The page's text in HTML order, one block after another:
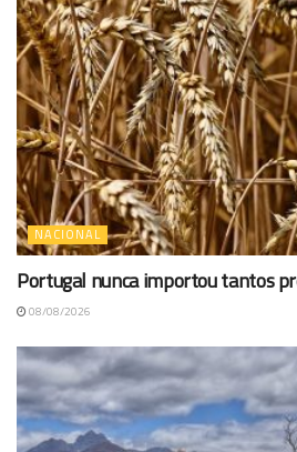
NACIONAL
Portugal nunca importou tantos
08/08/2026